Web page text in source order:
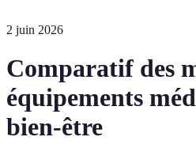
2 juin 2026
Comparatif des
équipements
bien-être